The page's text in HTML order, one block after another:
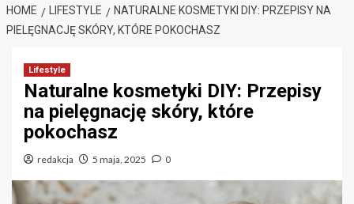
HOME LIFESTYLE
NATURALNE KOSMETYKI DIY: PRZEPISY NA
PIELĘGNACJĘ SKÓRY, KTÓRE POKOCHASZ
Lifestyle
Naturalne kosmetyki DIY: Przepisy
na pielęgnację skóry, które
pokochasz
redakcja 5 maja, 2025 0